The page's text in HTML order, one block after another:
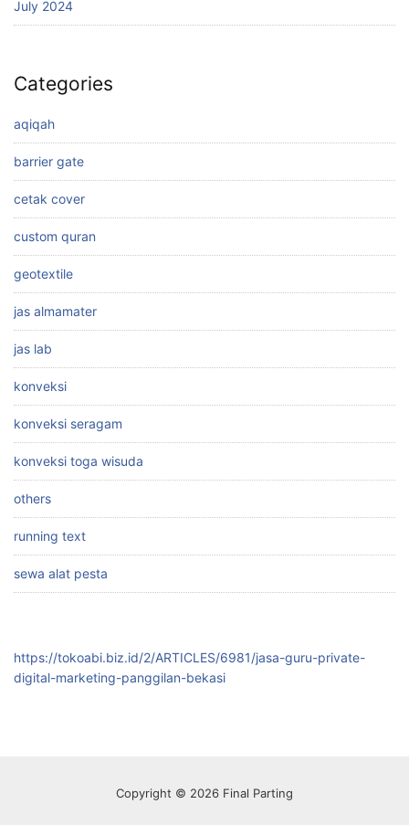
July 2024
Categories
aqiqah
barrier gate
cetak cover
custom quran
geotextile
jas almamater
jas lab
konveksi
konveksi seragam
konveksi toga wisuda
others
running text
sewa alat pesta
https://tokoabi.biz.id/2/ARTICLES/6981/jasa-guru-private-
digital-marketing-panggilan-bekasi
Copyright © 2026 Final Parting